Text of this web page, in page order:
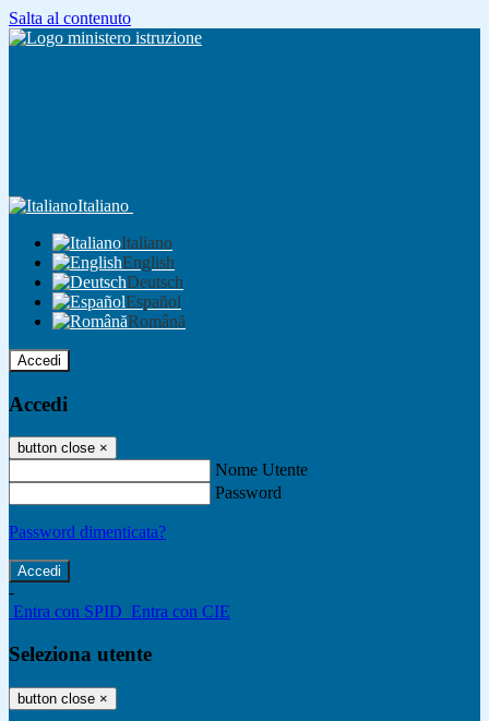
Salta al contenuto
Italiano
Italiano
English
Deutsch
Español
Română
Accedi
Accedi
button close ×
Nome Utente
Password
Password dimenticata?
-
Entra con SPID Entra con CIE
Seleziona utente
button close ×